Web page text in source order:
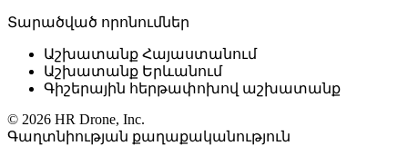
Տարածված որոնումներ
Աշխատանք Հայաստանում
Աշխատանք Երևանում
Գիշերային հերթափոխով աշխատանք
© 2026 HR Drone, Inc.
Գաղտնիության քաղաքականություն